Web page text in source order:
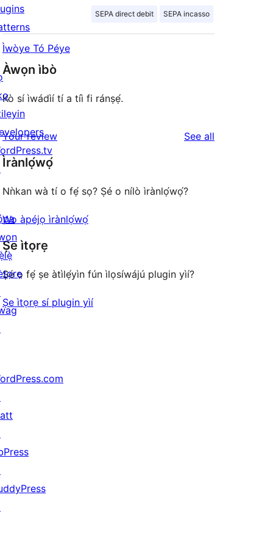
SEPA direct debit SEPA incasso
Ìwòye Tó Péye
Àwọn ìbò
Kò sí ìwádìí tí a tíì fi ránṣẹ́.
Your review See all
Ìrànlọ́wọ́
Nǹkan wà tí o fẹ́ sọ? Ṣé o nílò ìrànlọ́wọ́?
Wo àpéjọ ìrànlọ́wọ́
Ṣe ìtọrẹ
Ṣé o fẹ́ ṣe àtìlẹ́yìn fún ìlọsíwájú plugin yìí?
Ṣe ìtọrẹ sí plugin yìí